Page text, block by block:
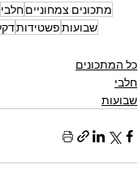
מתכונים צמחונייםחלבי
שבועותפשטידות
כל המתכונים
חלבי
שבועות